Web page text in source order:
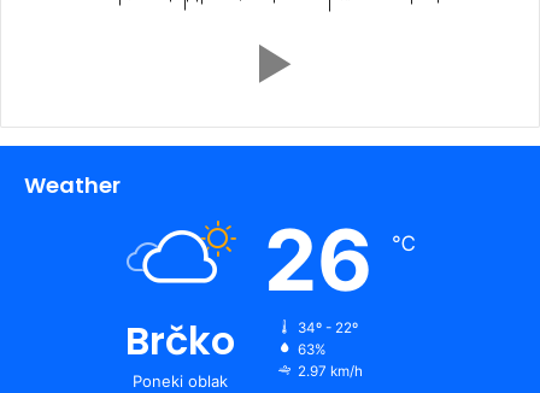
Weather
Brčko
Poneki oblak
26 ℃
34º - 22º
63%
2.97 km/h